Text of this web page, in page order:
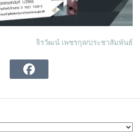
จิรวัฒน์ เพชรกุล/ประชาสัมพันธ์